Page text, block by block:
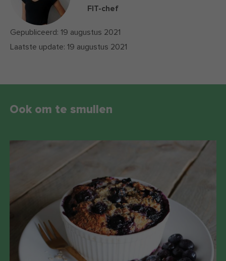
FIT-chef
Gepubliceerd: 19 augustus 2021
Laatste update: 19 augustus 2021
Ook om te smullen